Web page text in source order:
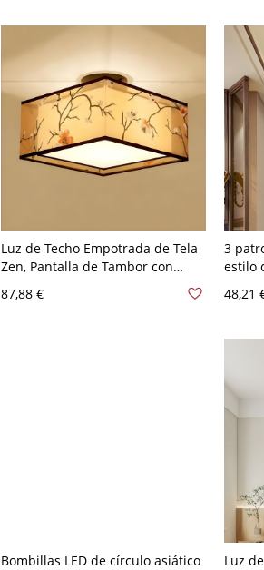
Luz de Techo Empotrada de Tela
Zen, Pantalla de Tambor con
Pájaro y Magnolia - 110 A 120 V
Beige Flor de ciruelo
87,88 €
3
estilo
estar
Beige
48,21
Bombillas LED de círculo asiático
Luz